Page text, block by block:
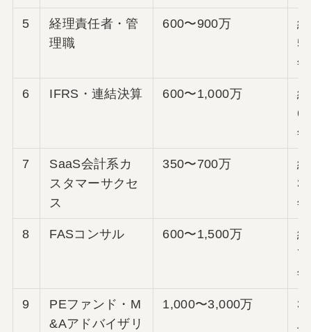
5
経理責任者・管
理職
600〜900万
5
6 IFRS・連結決算 600〜1,000万
6
7
SaaS会計系カ
スタマーサクセ
ス
350〜700万
3
8 FASコンサル 600〜1,500万
7
9
PEファンド・M
&Aアドバイザリ
1,000〜3,000万